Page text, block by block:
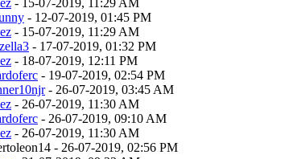
- 12-07-2019, 01:45 PM
- 15-07-2019, 11:29 AM
- 17-07-2019, 01:32 PM
- 18-07-2019, 12:11 PM
- 19-07-2019, 02:54 PM
- 26-07-2019, 03:45 AM
- 26-07-2019, 11:30 AM
- 26-07-2019, 09:10 AM
- 26-07-2019, 11:30 AM
- 26-07-2019, 02:56 PM